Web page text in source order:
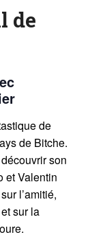
de
de
de Bitche.
son
et Valentin
l’amitié,
sur la